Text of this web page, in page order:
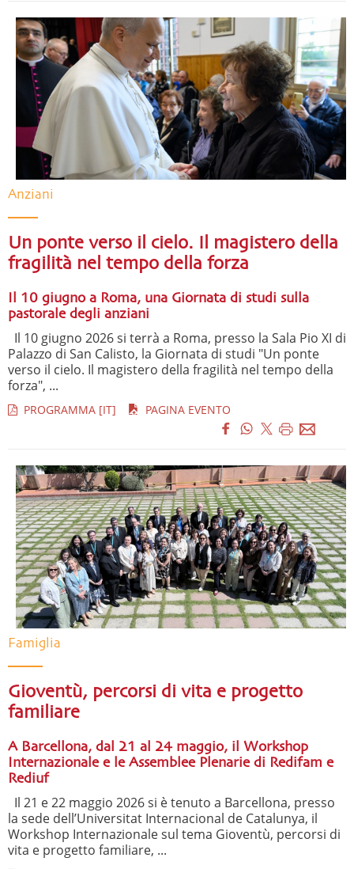
Anziani
Un ponte verso il cielo. Il magistero della
fragilità nel tempo della forza
Il 10 giugno a Roma, una Giornata di studi sulla
pastorale degli anziani
Il 10 giugno 2026 si terrà a Roma, presso la Sala Pio XI di
Palazzo di San Calisto, la Giornata di studi "Un ponte
verso il cielo. Il magistero della fragilità nel tempo della
forza", ...
PROGRAMMA [IT] PAGINA EVENTO
Famiglia
Gioventù, percorsi di vita e progetto
familiare
A Barcellona, dal 21 al 24 maggio, il Workshop
Internazionale e le Assemblee Plenarie di Redifam e
Rediuf
Il 21 e 22 maggio 2026 si è tenuto a Barcellona, presso
la sede dell’Universitat Internacional de Catalunya, il
Workshop Internazionale sul tema Gioventù, percorsi di
vita e progetto familiare, ...